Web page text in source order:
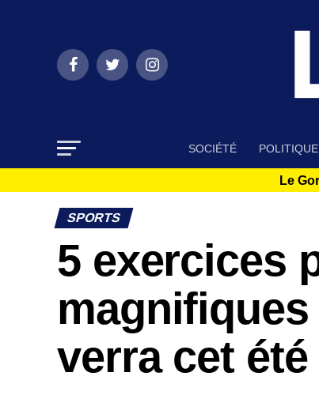
SOCIÉTÉ POLITIQUE
Le
SPORTS
5 exercices
verra cet été